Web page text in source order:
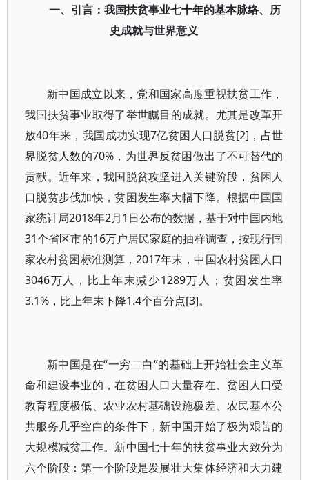
一、引言：我国扶贫事业七十年的基本脉络、历
史成就与世界意义
新中国成立以来，党和国家高度重视扶贫工作，
我国扶贫事业取得了举世瞩目的成就。尤其是改革开
放40年来，我国成功实现7亿贫困人口脱贫[2]，占世
界脱贫人数的70%，为世界反贫困做出了不可替代的
贡献。近年来，我国脱贫攻坚进入关键阶段，贫困人
口脱贫步伐加快，贫困发生率大幅下降。根据中国国
家统计局2018年2月1日公布的数据，基于对中国内地
31个省区市的16万户居民家庭的抽样调查，按现行国
家农村贫困标准测算，2017年末，中国农村贫困人口
3046万人，比上年末减少1289万人；贫困发生率
3.1%，比上年末下降1.4个百分点[3]。
新中国是在“一穷二白“的基础上开始社会主义革
命和建设事业的，在贫困人口大量存在、贫困人口受
教育程度极低、农业农村基础设施极差、农民基本公
共服务几乎空白的条件下，新中国开始了极为艰苦的
大规模减贫工作。新中国七十年的扶贫事业大致分为
六个阶段：第一个阶段是发展壮大集体经济和大力建